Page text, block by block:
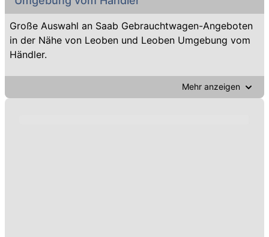
Große Auswahl an Saab Gebrauchtwagen-Angeboten
in der Nähe von Leoben und Leoben Umgebung vom
Händler.
Mehr anzeigen